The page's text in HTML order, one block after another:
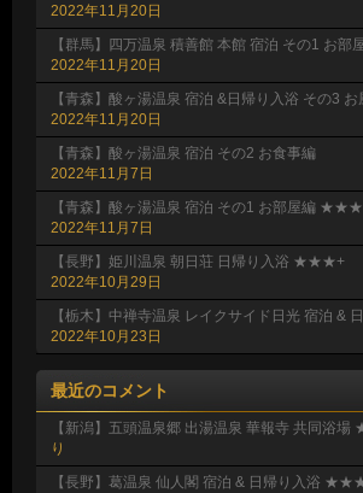
2022年11月20日
【群馬】四万温泉 積善館 本館 宿泊 その1 お
2022年11月20日
【青森】酸ヶ湯温泉 宿泊 &日帰り入浴 その3 お
2022年11月20日
【青森】酸ヶ湯温泉 宿泊 その2 お食事編
2022年11月7日
【青森】酸ヶ湯温泉 宿泊 その1 お部屋編
2022年11月7日
【長野】姫川温泉 朝日荘 日帰り入浴 ★★★+
2022年10月29日
【栃木】中禅寺温泉 レイクサイド日光 宿泊 &
2022年10月23日
最近のコメント
【新潟】五頭温泉郷 出湯温泉 華報寺 共同浴
り
【長野】葛温泉 仙人閣 宿泊 & 日帰り入浴